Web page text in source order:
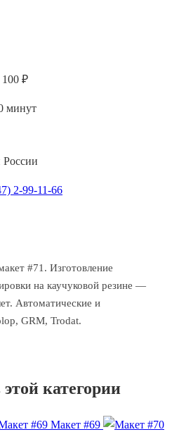
₽
минут
2-99-11-66
#71. Изготовление
на каучуковой резине —
Автоматические и
GRM, Trodat.
категории
Макет #69